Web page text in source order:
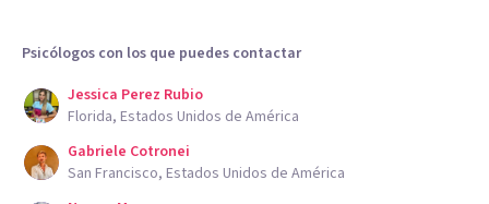
Psicólogos con los que puedes contactar
Jessica Perez Rubio
Florida, Estados Unidos de América
Gabriele Cotronei
San Francisco, Estados Unidos de América